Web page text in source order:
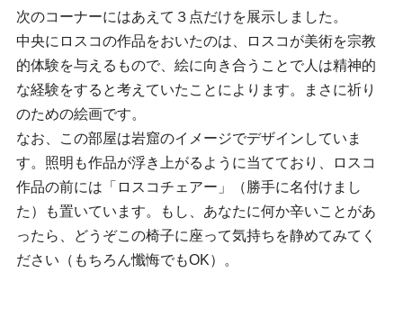
次のコーナーにはあえて３点だけを展示しました。
中央にロスコの作品をおいたのは、ロスコが美術を宗教
的体験を与えるもので、絵に向き合うことで人は精神的
な経験をすると考えていたことによります。まさに祈り
のための絵画です。
なお、この部屋は岩窟のイメージでデザインしていま
す。照明も作品が浮き上がるように当てており、ロスコ
作品の前には「ロスコチェアー」（勝手に名付けまし
た）も置いています。もし、あなたに何か辛いことがあ
ったら、どうぞこの椅子に座って気持ちを静めてみてく
ださい（もちろん懺悔でもOK）。